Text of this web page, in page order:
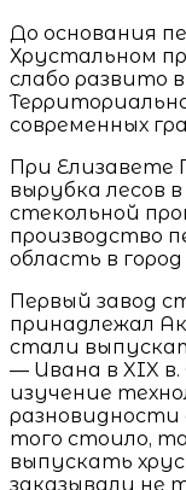
До основания
Хрустальном
слабо развито
современных
При Елизавете
вырубка лесов
стекольной
производство
область в город
Первый завод
принадлежал
стали
— Ивана в XIX
изучение
разновидности
того стоило,
выпускать
заказывали не